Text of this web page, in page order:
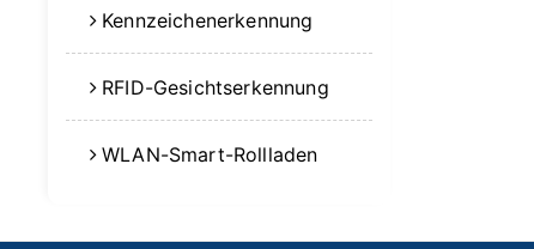
Kennzeichenerkennung
RFID-Gesichtserkennung
WLAN-Smart-Rollladen